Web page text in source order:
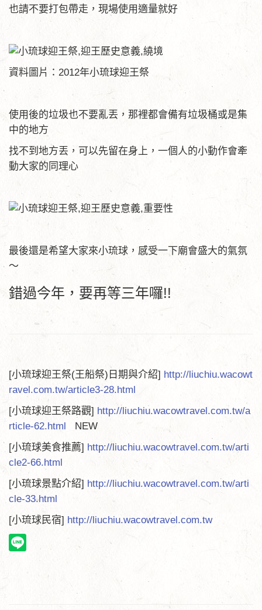
也請不要打包帶走，現場使用適量就好
資料圖片：2012年小琉球迎王祭
使用後的垃圾也不要亂丟，那裡都會備有垃圾桶或是集
中的地方
找不到地方丟，可以先留在身上，一個人的小動作會牽
動大家的同理心
最後還是希望大家來小琉球，感受一下廟會盛大的氣氛
～
錯過今年，要再等三年囉!!
[小琉球迎王祭(王船祭)日期與介紹] http://liuchiu.wacowt
ravel.com.tw/article3-28.html
[小琉球迎王祭路觀] http://liuchiu.wacowtravel.com.tw/a
rticle-62.html NEW
[小琉球美食推薦] http://liuchiu.wacowtravel.com.tw/arti
cle2-66.html
[小琉球景點介紹] http://liuchiu.wacowtravel.com.tw/arti
cle-33.html
[小琉球民宿] http://liuchiu.wacowtravel.com.tw